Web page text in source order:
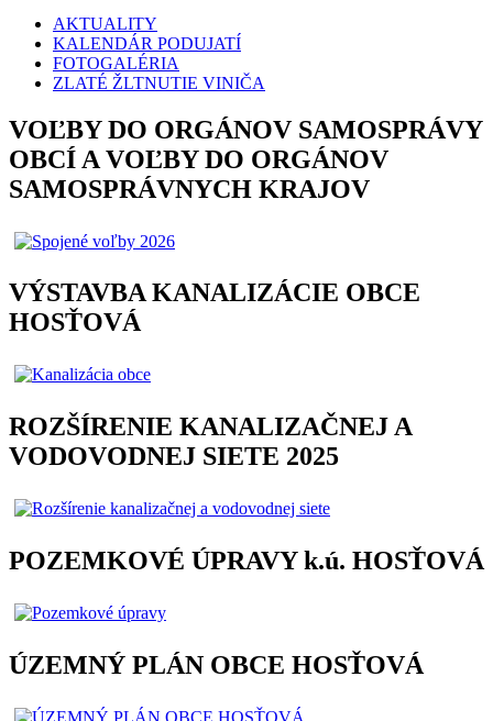
AKTUALITY
KALENDÁR PODUJATÍ
FOTOGALÉRIA
ZLATÉ ŽLTNUTIE VINIČA
VOĽBY DO ORGÁNOV SAMOSPRÁVY
OBCÍ A VOĽBY DO ORGÁNOV
SAMOSPRÁVNYCH KRAJOV
VÝSTAVBA KANALIZÁCIE OBCE
HOSŤOVÁ
ROZŠÍRENIE KANALIZAČNEJ A
VODOVODNEJ SIETE 2025
POZEMKOVÉ ÚPRAVY k.ú. HOSŤOVÁ
ÚZEMNÝ PLÁN OBCE HOSŤOVÁ